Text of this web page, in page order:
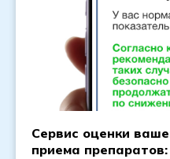
Сервис оценки
приема препаратов: